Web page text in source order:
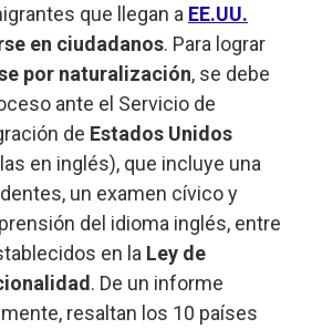
que llegan a EE.UU.
en ciudadanos. Para lograr
por naturalización, se debe
ante el Servicio de
de Estados Unidos
en inglés), que incluye una
un examen cívico y
del idioma inglés, entre
en la Ley de
. De un informe
resaltan los 10 países